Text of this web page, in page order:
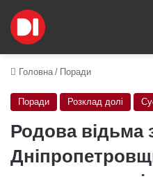
Головна / Поради
Поради Розклад долі
Родова відьма